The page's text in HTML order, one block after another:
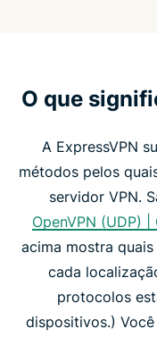
O que
A ExpressVPN
métodos pelos
servidor VPN.
OpenVPN (UDP) |
acima mostra
cada
protocolos
dispositivos.)